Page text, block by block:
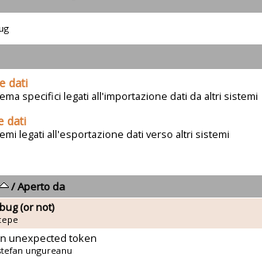
dati
specifici legati all'importazione dati da altri sistemi
dati
legati all'esportazione dati verso altri sistemi
/Aperto da
(or not)
unexpected token
ungureanu